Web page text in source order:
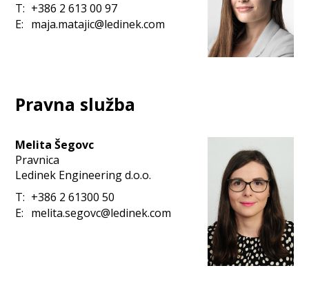
T: +386 2 613 00 97
E: maja.matajic@ledinek.com
Pravna služba
Melita Šegovc
Pravnica
Ledinek Engineering d.o.o.
T: +386 2 61300 50
E: melita.segovc@ledinek.com